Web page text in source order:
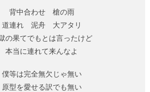
背中合わせ 槍の雨
道連れ 泥舟 大アタリ
の果てでもとは言ったけど
本当に連れて来んなよ
僕等は完全無欠じゃ無い
原型を愛せる訳でも無い